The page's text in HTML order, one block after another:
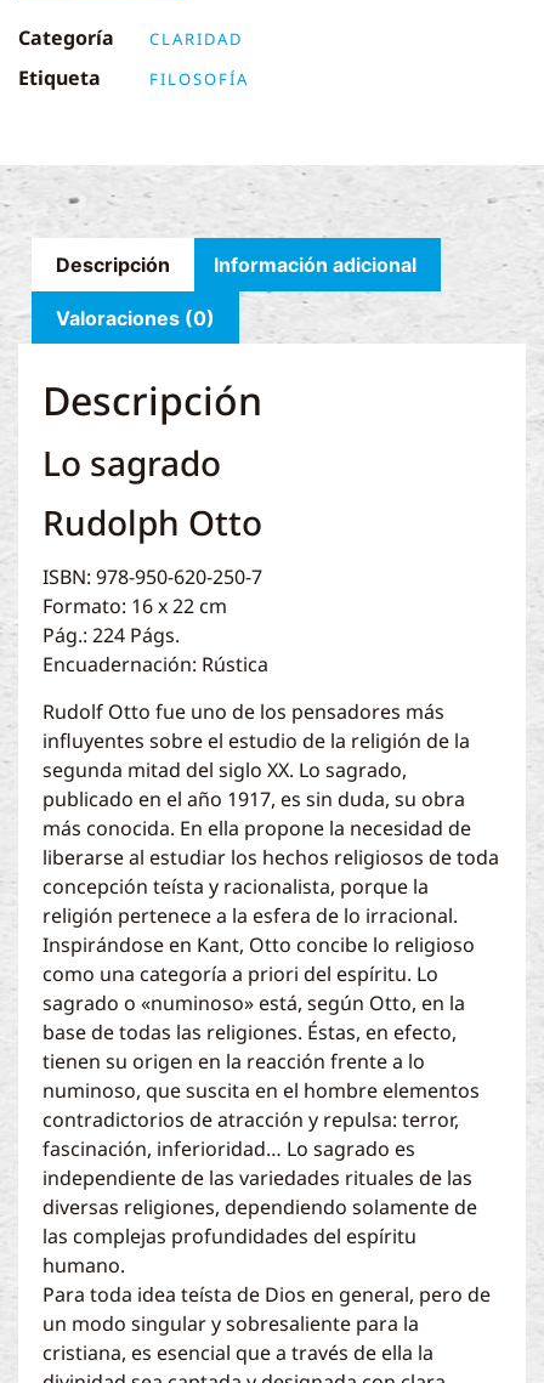
Categoría CLARIDAD
Etiqueta FILOSOFÍA
Descripción Información adicional
Valoraciones (0)
Descripción
Lo sagrado
Rudolph Otto
ISBN: 978-950-620-250-7
Formato: 16 x 22 cm
Pág.: 224 Págs.
Encuadernación: Rústica
Rudolf Otto fue uno de los pensadores más
influyentes sobre el estudio de la religión de la
segunda mitad del siglo XX. Lo sagrado,
publicado en el año 1917, es sin duda, su obra
más conocida. En ella propone la necesidad de
liberarse al estudiar los hechos religiosos de toda
concepción teísta y racionalista, porque la
religión pertenece a la esfera de lo irracional.
Inspirándose en Kant, Otto concibe lo religioso
como una categoría a priori del espíritu. Lo
sagrado o «numinoso» está, según Otto, en la
base de todas las religiones. Éstas, en efecto,
tienen su origen en la reacción frente a lo
numinoso, que suscita en el hombre elementos
contradictorios de atracción y repulsa: terror,
fascinación, inferioridad… Lo sagrado es
independiente de las variedades rituales de las
diversas religiones, dependiendo solamente de
las complejas profundidades del espíritu
humano.
Para toda idea teísta de Dios en general, pero de
un modo singular y sobresaliente para la
cristiana, es esencial que a través de ella la